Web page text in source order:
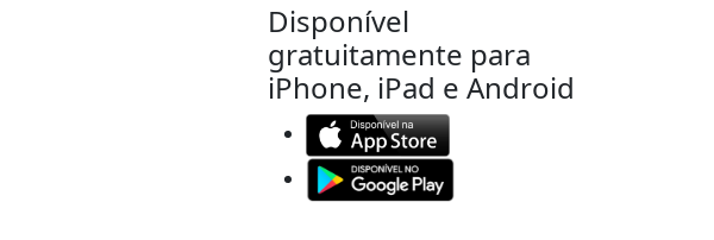
Disponível
gratuitamente para
iPhone, iPad e Android